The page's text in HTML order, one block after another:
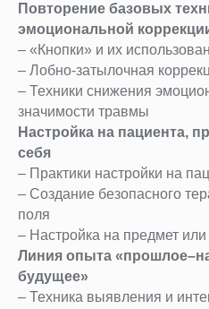
Повторение базовых
эмоциональной
– «Кнопки» и их
– Лобно-затылочная
– Техники снижения
значимости травмы
Настройка на пациента,
себя
– Практики настройки на
– Создание безопасного
поля
– Настройка на предмет
Линия опыта
будущее»
– Техника выявления и